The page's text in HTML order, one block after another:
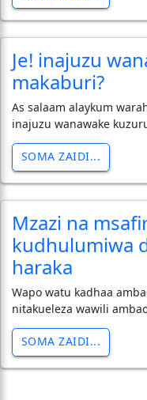
Je! inajuzu
makaburi?
As salaam alaykum
inajuzu wanawake
SOMA ZAIDI...
Mzazi na
kudhulumiwa
haraka
Wapo watu kadhaa
nitakueleza wawili
SOMA ZAIDI...